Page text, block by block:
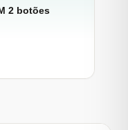
2 botões